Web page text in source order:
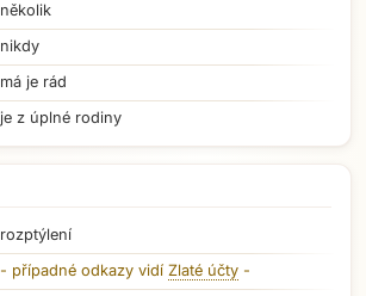
Přejít na hlavní obsah
několik
nikdy
má je rád
je z úplné rodiny
rozptýlení
- případné odkazy vidí Zlaté účty -